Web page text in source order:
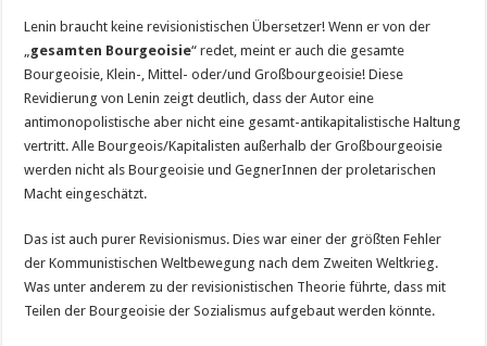
Lenin braucht keine revisionistischen Übersetzer! Wenn er von der
„gesamten Bourgeoisie“ redet, meint er auch die gesamte
Bourgeoisie, Klein-, Mittel- oder/und Großbourgeoisie! Diese
Revidierung von Lenin zeigt deutlich, dass der Autor eine
antimonopolistische aber nicht eine gesamt-antikapitalistische Haltung
vertritt. Alle Bourgeois/Kapitalisten außerhalb der Großbourgeoisie
werden nicht als Bourgeoisie und GegnerInnen der proletarischen
Macht eingeschätzt.
Das ist auch purer Revisionismus. Dies war einer der größten Fehler
der Kommunistischen Weltbewegung nach dem Zweiten Weltkrieg.
Was unter anderem zu der revisionistischen Theorie führte, dass mit
Teilen der Bourgeoisie der Sozialismus aufgebaut werden könnte.